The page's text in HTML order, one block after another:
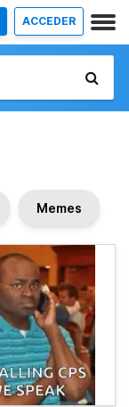
ACCEDER
Memes